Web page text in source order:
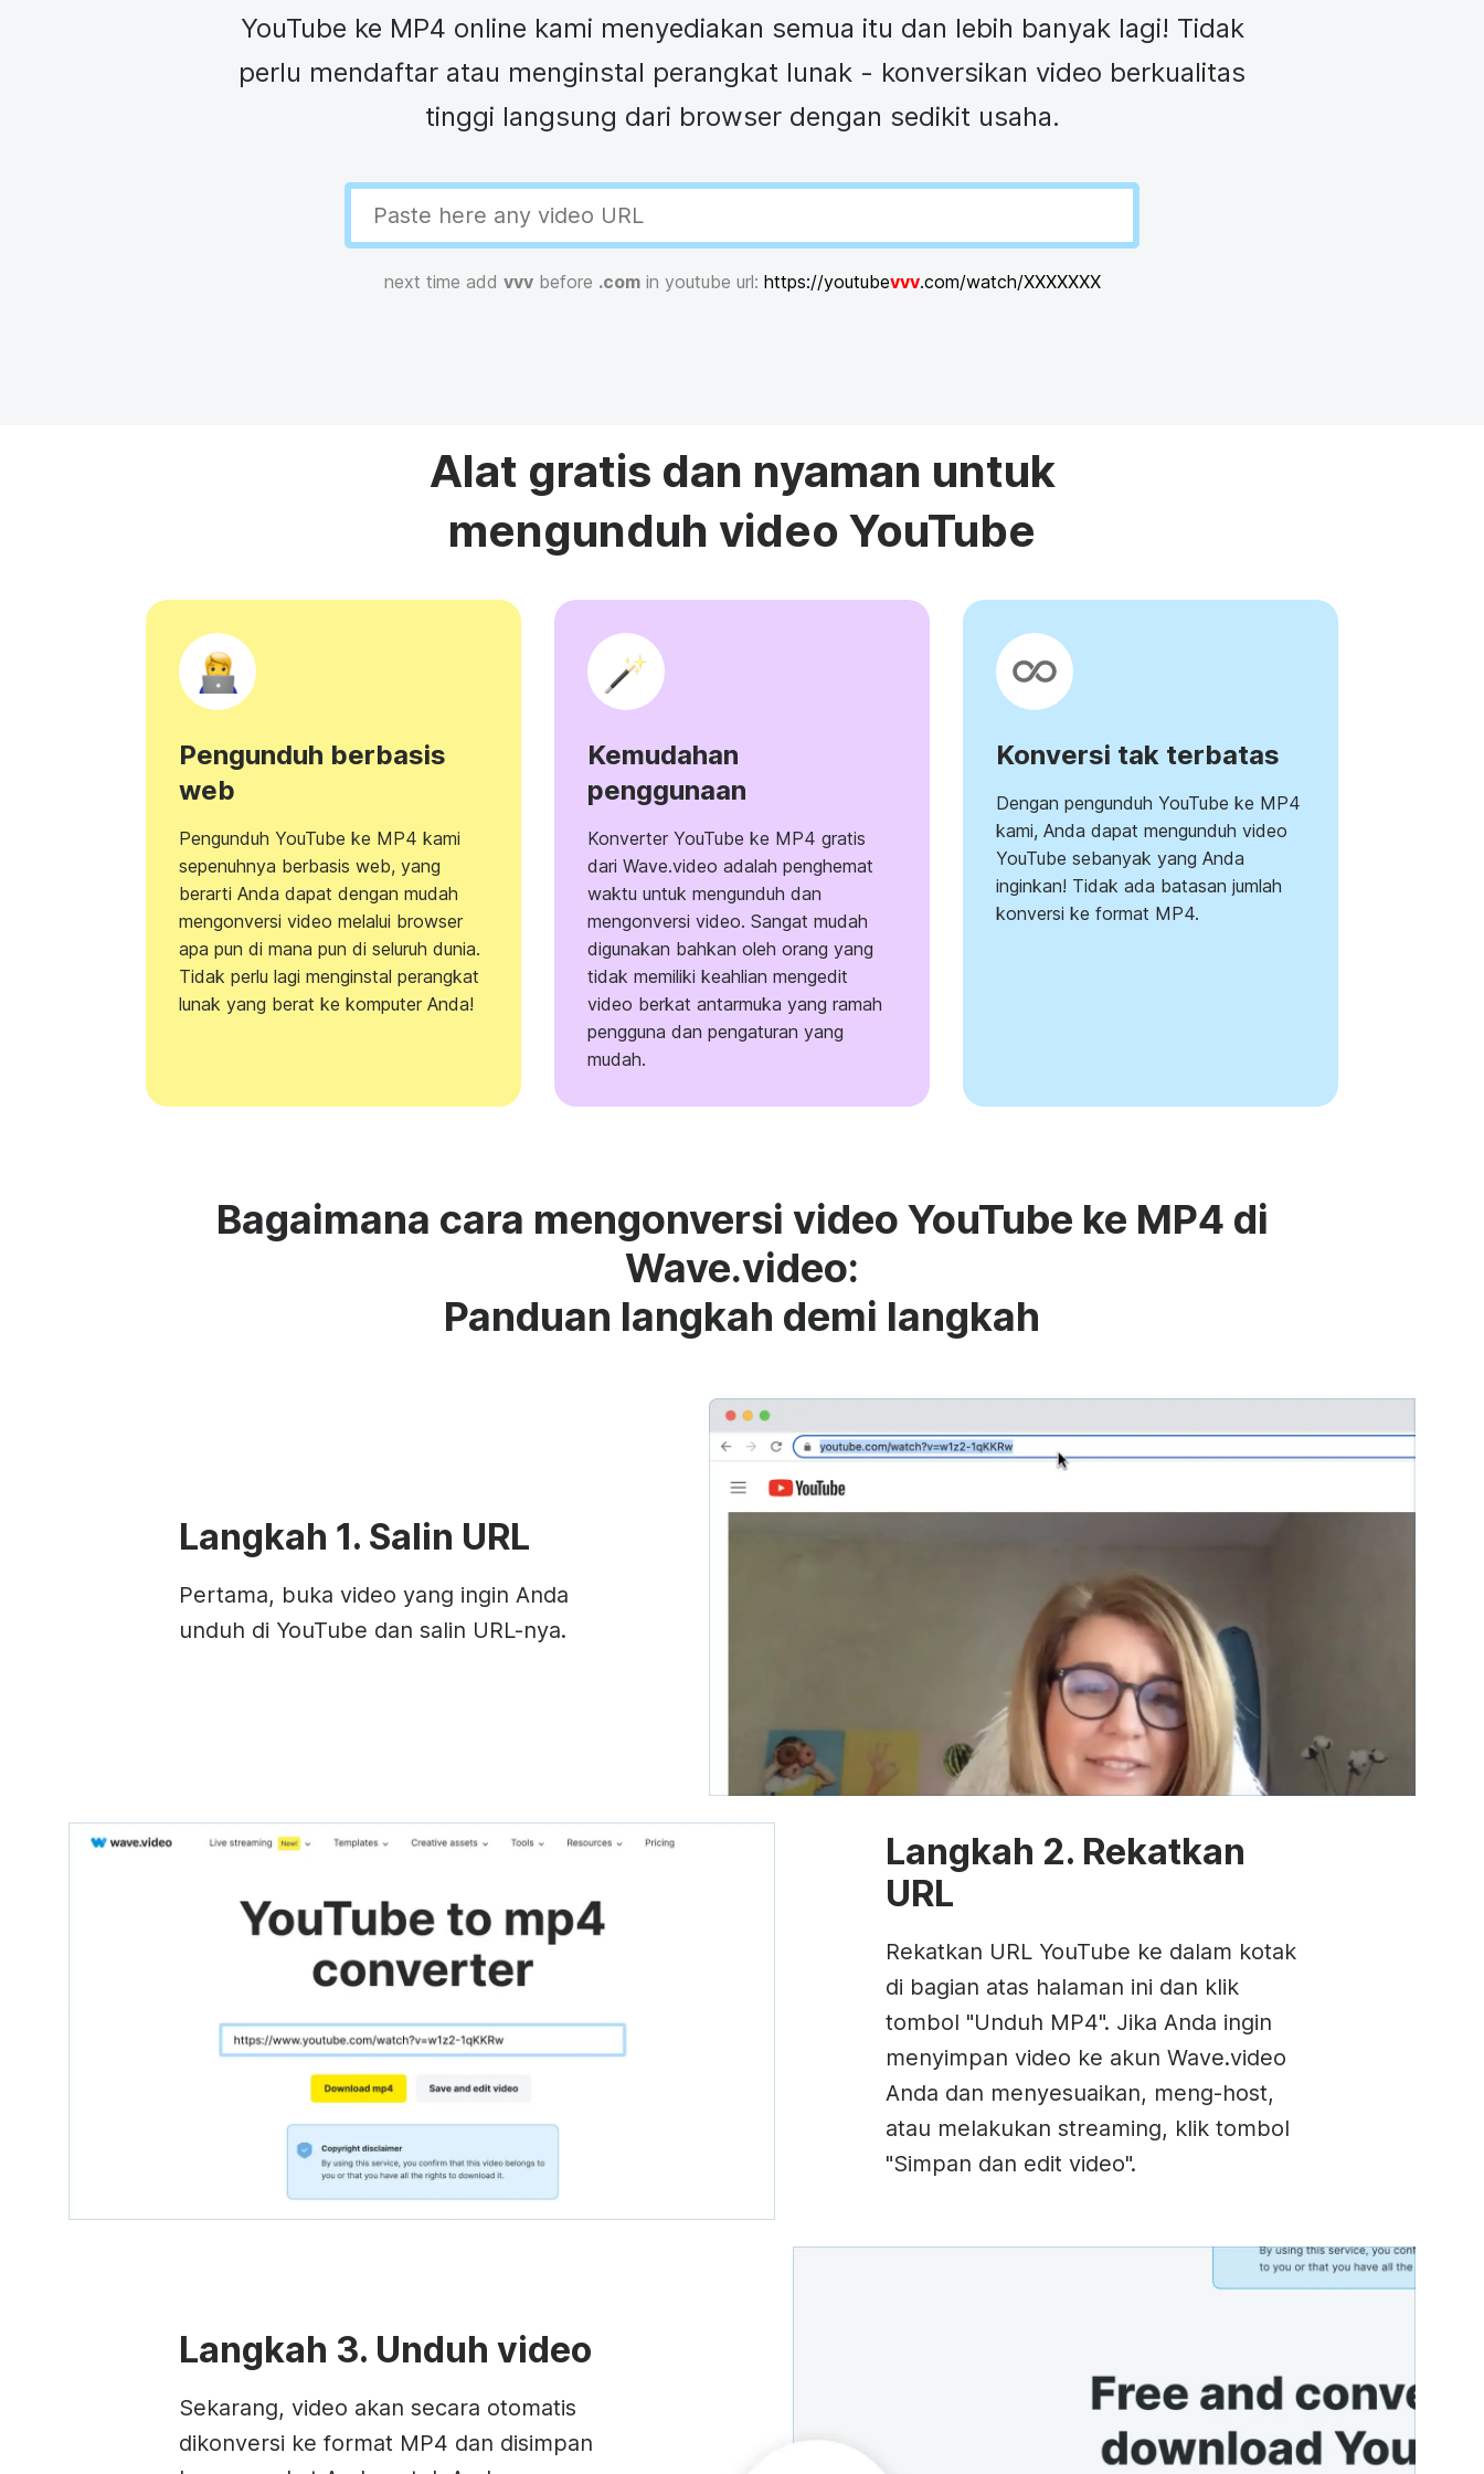
See all → See all → See all →
See all → See all →
Kalender Konten
YouTube ke MP4 online kami menyediakan semua itu dan lebih banyak lagi! Tidak
perlu mendaftar atau menginstal perangkat lunak - konversikan video berkualitas
tinggi langsung dari browser dengan sedikit usaha.
next time add vvvbefore .comin youtube url: https://youtubevvv.com/watch/XXXXXXX
Alat gratis dan nyaman untuk
mengunduh video YouTube
Pengunduh berbasis
web
Pengunduh YouTube ke MP4 kami
sepenuhnya berbasis web, yang
berarti Anda dapat dengan mudah
mengonversi video melalui browser
apa pun di mana pun di seluruh dunia.
Tidak perlu lagi menginstal perangkat
lunak yang berat ke komputer Anda!
Kemudahan
penggunaan
Konverter YouTube ke MP4 gratis
dari Wave.video adalah penghemat
waktu untuk mengunduh dan
mengonversi video. Sangat mudah
digunakan bahkan oleh orang yang
tidak memiliki keahlian mengedit
video berkat antarmuka yang ramah
pengguna dan pengaturan yang
mudah.
Konversi tak terbatas
Dengan pengunduh YouTube ke MP4
kami, Anda dapat mengunduh video
YouTube sebanyak yang Anda
inginkan! Tidak ada batasan jumlah
konversi ke format MP4.
Bagaimana cara mengonversi video YouTube ke MP4 di
Wave.video:
Panduan langkah demi langkah
Langkah 1. Salin URL
Pertama, buka video yang ingin Anda
unduh di YouTube dan salin URL-nya.
Langkah 2. Rekatkan
URL
Rekatkan URL YouTube ke dalam kotak
di bagian atas halaman ini dan klik
tombol "Unduh MP4". Jika Anda ingin
menyimpan video ke akun Wave.video
Anda dan menyesuaikan, meng-host,
atau melakukan streaming, klik tombol
"Simpan dan edit video".
Langkah 3. Unduh video
Sekarang, video akan secara otomatis
dikonversi ke format MP4 dan disimpan